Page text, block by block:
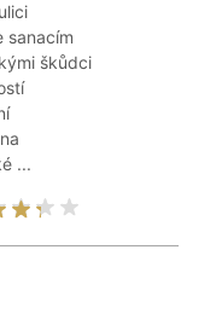
sanacím
škůdci
...